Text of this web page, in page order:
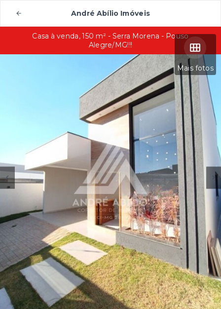
André Abílio Imóveis
Mais fotos
Casa à venda, 150 m² - Serra Morena - Pouso
Alegre/MG!!!